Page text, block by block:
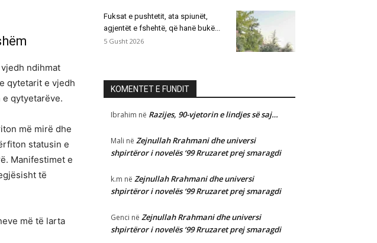
ndihmat
qytetarit e vjedh
qytyetarëve.
më mirë dhe
statusin e
Manifestimet e
të
më të larta
Fuksat e pushtetit, ata spiunët,
agjentët e fshehtë, që hanë bukë...
5 Gusht 2026
KOMENTET E FUNDIT
Ibrahim në Razijes, 90-vjetorin e lindjes së saj…
Mali në Zejnullah Rrahmani dhe universi
shpirtëror i novelës ‘99 Rruzaret prej smaragdi
k.m në Zejnullah Rrahmani dhe universi
shpirtëror i novelës ‘99 Rruzaret prej smaragdi
Genci në Zejnullah Rrahmani dhe universi
shpirtëror i novelës ‘99 Rruzaret prej smaragdi